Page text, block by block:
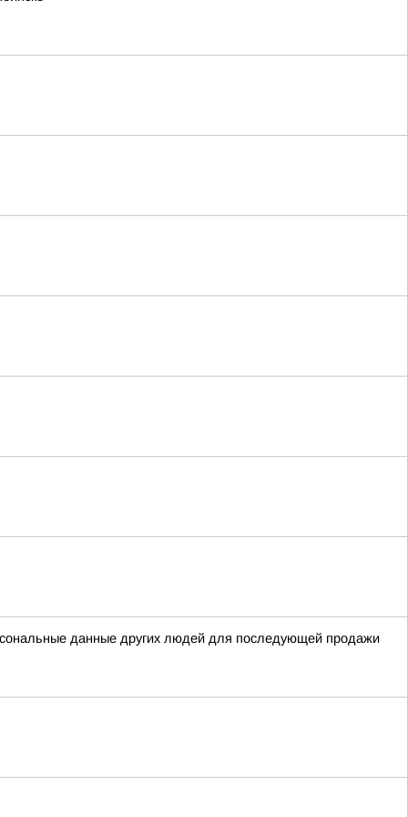
данные других людей для последующей продажи